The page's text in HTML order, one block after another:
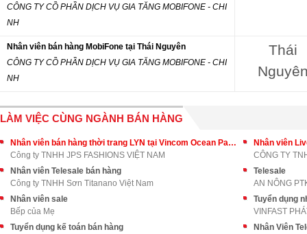
CÔNG TY CỒ PHẦN DỊCH VỤ GIA TĂNG MOBIFONE - CHI
NH
Nhân viên bán hàng MobiFone tại Thái Nguyên
CÔNG TY CỒ PHẦN DỊCH VỤ GIA TĂNG MOBIFONE - CHI
NH
Thái
LÀM VIỆC CÙNG NGÀNH BÁN HÀNG
Nhân viên bán hàng thời trang LYN tại Vincom Ocean Park
Công ty TNHH JPS FASHIONS VIỆT NAM
Nhân viên
CÔNG TY
Nhân viên Telesale bán hàng
Công ty TNHH Sơn Titanano Việt Nam
Telesale
AN NÔNG
Nhân viên sale
Bếp của Mẹ
Tuyển dụng
VINFAST
Tuyển dụng kế toán bán hàng
Nhân Viên